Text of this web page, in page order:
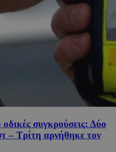
συγκρούσεις: Δύο
– Τρίτη αρνήθηκε τον